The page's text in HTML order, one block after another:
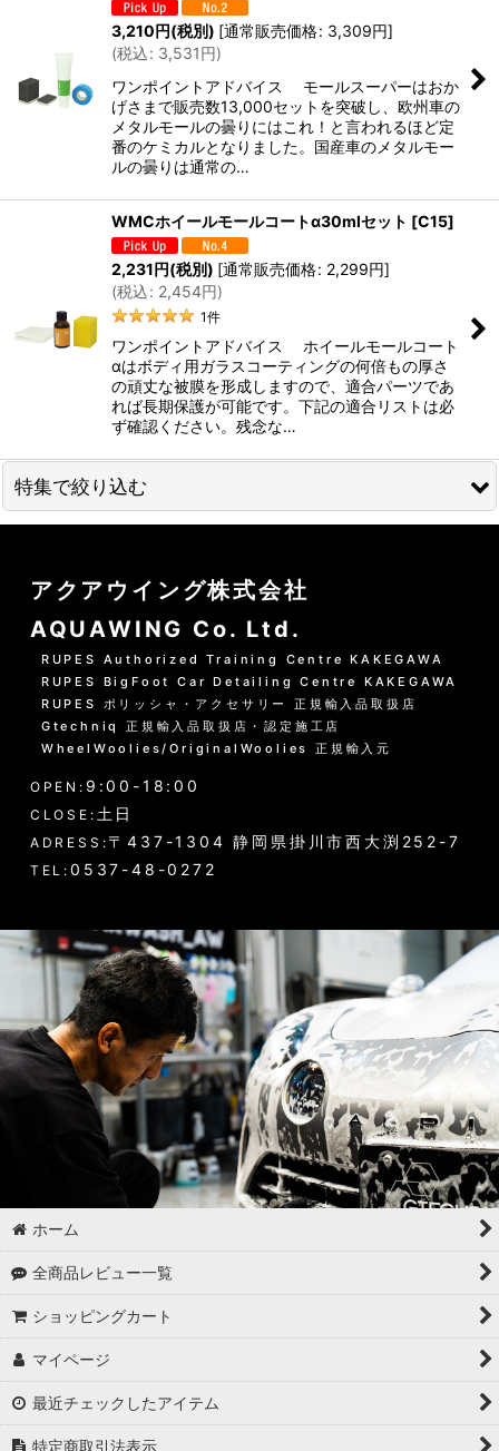
3,210円(税別) [通常販売価格: 3,309円]
(税込: 3,531円)
ワンポイントアドバイス モールスーパーはおか
げさまで販売数13,000セットを突破し、欧州車の
メタルモールの曇りにはこれ！と言われるほど定
番のケミカルとなりました。国産車のメタルモー
ルの曇りは通常の…
WMCホイールモールコートα30mlセット [C15]
2,231円(税別) [通常販売価格: 2,299円]
(税込: 2,454円)
1件
ワンポイントアドバイス ホイールモールコート
αはボディ用ガラスコーティングの何倍もの厚さ
の頑丈な被膜を形成しますので、適合パーツであ
れば長期保護が可能です。下記の適合リストは必
ず確認ください。残念な…
特集で絞り込む
水洗いの方法
グリーンシャンプー洗車の方法
PHリフレッシュシャンプー洗車
黒い筋状の水垢・古い保護層
ホイール・タイヤの洗浄
エンジンルーム・タイヤハウスなど
ドア・トランクの内側（インナー）の洗浄
ゴムパーツの洗浄
各パーツの脱脂
02 -------------------
ボディコーティング（通常カラー）
ボディコーティング（マットカラー）
アルミホイールコーティング（クリアーコートなし アルミ素地
）
アルミホイールコーティング（メッキ・スパッタリング）
アルミホイールコーティング（艶消〜半艶 マットカラー）
アルミホイールコーティング（クリアーなし ソリッドカラー塗
アクアウイング株式会社
AQUAWING Co. Ltd.
RUPES Authorized Training Centre KAKEGAWA
RUPES BigFoot Car Detailing Centre KAKEGAWA
RUPES ポリッシャ・アクセサリー 正規輸入品取扱店
Gtechniq 正規輸入品取扱店・認定施工店
WheelWoolies/OriginalWoolies 正規輸入元
OPEN: 9:00-18:00
CLOSE: 土日
ADRESS: 〒437-1304 静岡県掛川市西大渕252-7
TEL: 0537-48-0272
ホーム
全商品レビュー一覧
ショッピングカート
マイページ
最近チェックしたアイテム
特定商取引法表示